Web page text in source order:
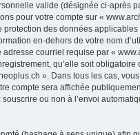
valide (désignée ci-après
pour votre compte sur «
protection des données applicables
en-dehors de votre nom
adresse courriel requise par «
qu’elle soit obligatoire
». Dans tous les cas,
compte sera affichée
ou non à l’envoi